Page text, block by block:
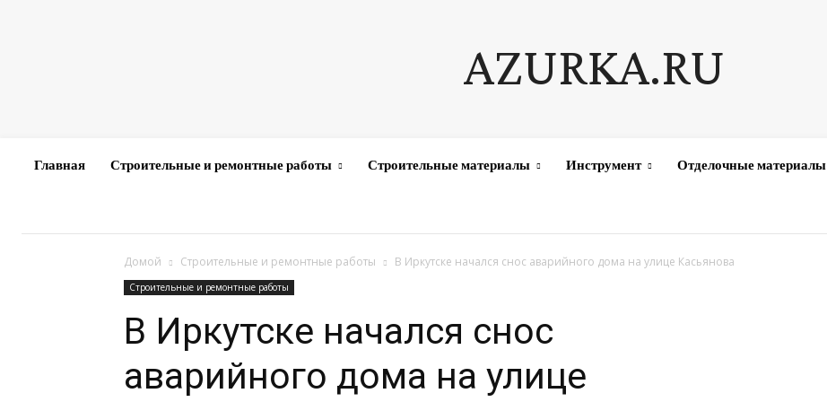
AZURKA.RU
Главная Строительные и ремонтные работы Строительные материалы Инструмент Отделочные материалы
Домой Строительные и ремонтные работы В Иркутске начался снос аварийного дома на улице Касьянова
Строительные и ремонтные работы
В Иркутске начался снос
аварийного дома на улице